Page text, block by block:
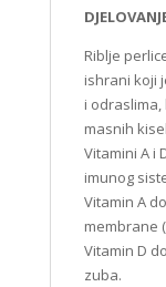
Riblje
ishrani koji
i
masnih
Vitamini A i
imunog
Vitamin A
membrane
Vitamin D
zuba.